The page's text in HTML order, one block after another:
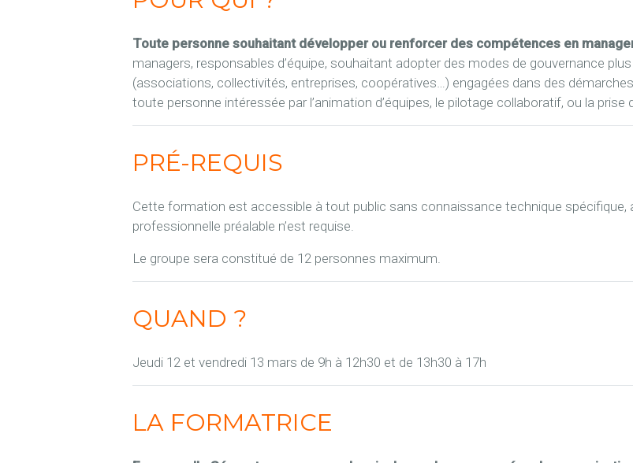
Toute personne souhaitant développer ou renforcer des compétences en
managers, responsables d’équipe, souhaitant adopter des modes de gouvernance
(associations, collectivités, entreprises, coopératives…) engagées dans des
toute personne intéressée par l’animation d’équipes, le pilotage collaboratif, ou la prise
PRÉ-REQUIS
Cette formation est accessible à tout public sans connaissance technique spécifique,
professionnelle préalable n’est requise.
Le groupe sera constitué de 12 personnes maximum.
QUAND ?
Jeudi 12 et vendredi 13 mars de 9h à 12h30 et de 13h30 à 17h
LA FORMATRICE